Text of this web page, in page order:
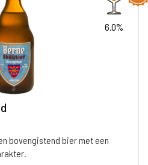
6.0%
bovengistend bier met een